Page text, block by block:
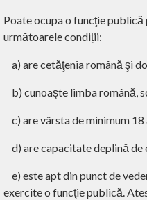
Poate ocupa o funcţie
următoarele condiții:
a) are cetăţenia română şi
b) cunoaşte limba română,
c) are vârsta de minimum
d) are capacitate deplină de
e) este apt din punct de
exercite o funcţie publică.